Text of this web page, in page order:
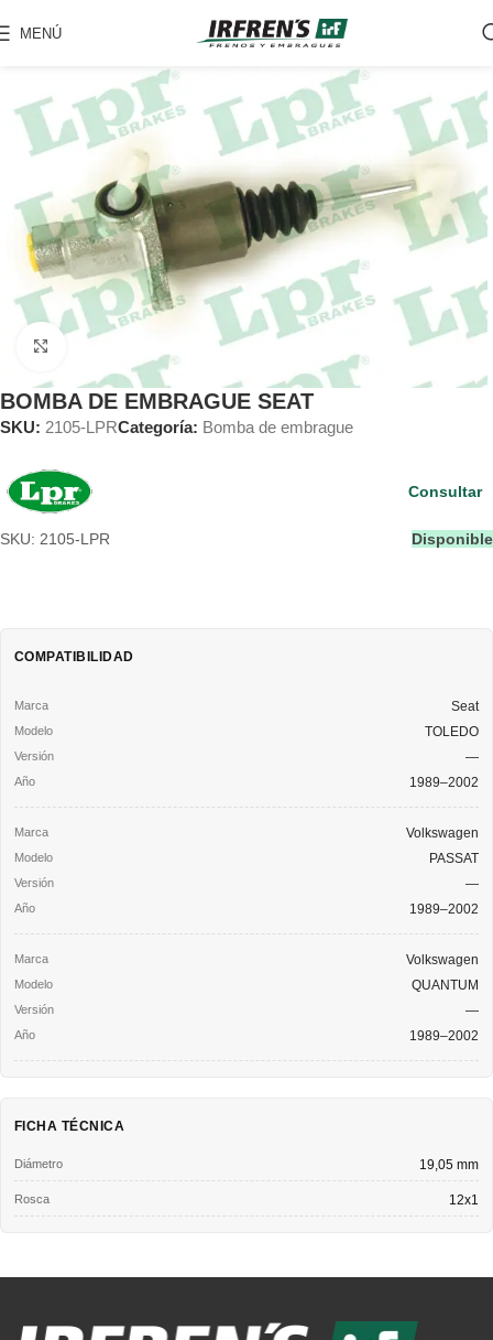
MENÚ
BOMBA DE EMBRAGUE SEAT
SKU: 2105-LPRCategoría: Bomba de embrague
SKU: 2105-LPR Disponible
Consultar
COMPATIBILIDAD
Seat
TOLEDO
—
1989–2002
Volkswagen
PASSAT
—
1989–2002
Volkswagen
QUANTUM
—
1989–2002
FICHA TÉCNICA
Diámetro 19,05 mm
Rosca 12x1